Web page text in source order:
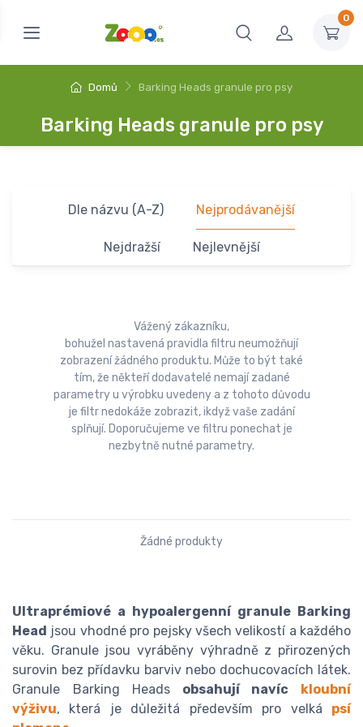
0
Domů Barking Heads granule pro psy
Barking Heads granule pro psy
Dle názvu (A-Z) Nejprodávanější
Nejdražší Nejlevnější
Vážený zákazníku,
bohužel nastavená pravidla filtru neumožňují
zobrazení žádného produktu. Může to být také
tím, že někteří dodavatelé nemají zadané
parametry u výrobku uvedeny a z tohoto důvodu
je filtr nedokáže zobrazit, ikdyž vaše zadání
splňují. Doporučujeme ve filtru ponechat je
nezbytně nutné parametry.
Žádné produkty
Ultraprémiové a hypoalergenní granule Barking
Head jsou vhodné pro pejsky všech velikostí a každého
věku. Granule jsou vyráběny výhradně z přirozených
surovin bez přídavku barviv nebo dochucovacích látek.
Granule Barking Heads obsahují navíc
kloubní
výživu, která je důležitá především pro velká psí